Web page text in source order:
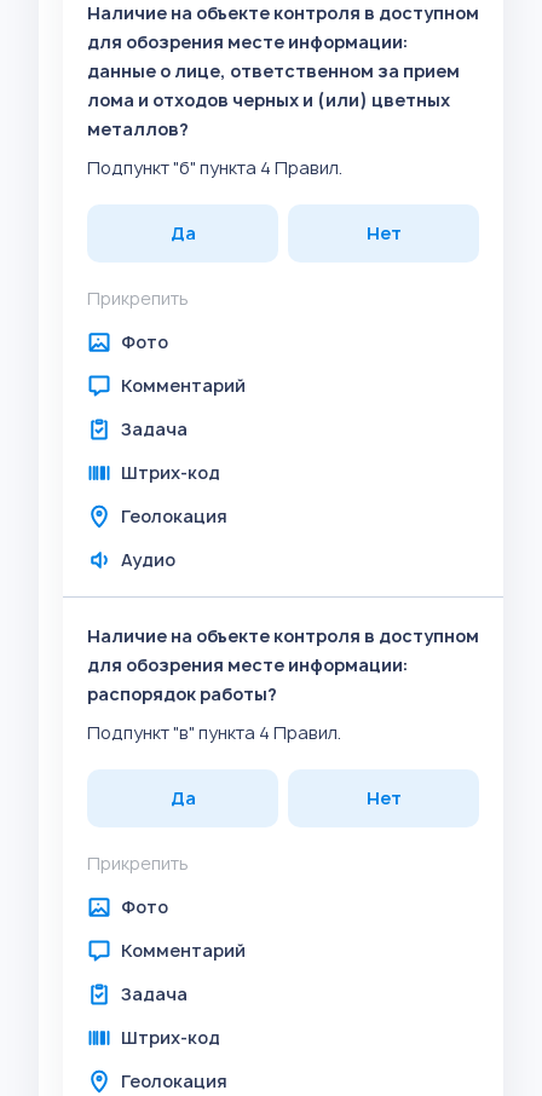
Наличие на объекте контроля в доступном
для обозрения месте информации:
данные о лице, ответственном за прием
лома и отходов черных и (или) цветных
металлов?
Подпункт "б" пункта 4 Правил.
Да Нет
Прикрепить
Фото
Комментарий
Задача
Штрих-код
Геолокация
Аудио
Наличие на объекте контроля в доступном
для обозрения месте информации:
распорядок работы?
Подпункт "в" пункта 4 Правил.
Да Нет
Прикрепить
Фото
Комментарий
Задача
Штрих-код
Геолокация